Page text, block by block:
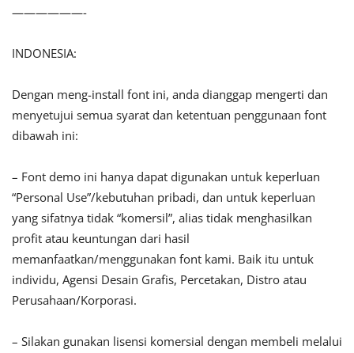
——————-
INDONESIA:
Dengan meng-install font ini, anda dianggap mengerti dan
menyetujui semua syarat dan ketentuan penggunaan font
dibawah ini:
– Font demo ini hanya dapat digunakan untuk keperluan
“Personal Use”/kebutuhan pribadi, dan untuk keperluan
yang sifatnya tidak “komersil”, alias tidak menghasilkan
profit atau keuntungan dari hasil
memanfaatkan/menggunakan font kami. Baik itu untuk
individu, Agensi Desain Grafis, Percetakan, Distro atau
Perusahaan/Korporasi.
– Silakan gunakan lisensi komersial dengan membeli melalui